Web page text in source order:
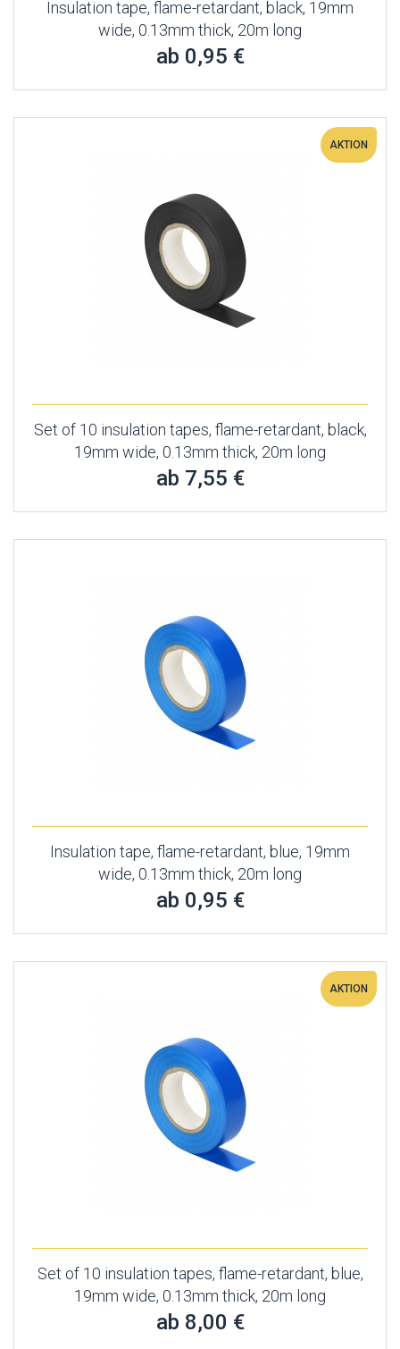
Insulation tape, flame-retardant, black, 19mm
wide, 0.13mm thick, 20m long
ab 0,95 €
AKTION
Set of 10 insulation tapes, flame-retardant, black,
19mm wide, 0.13mm thick, 20m long
ab 7,55 €
Insulation tape, flame-retardant, blue, 19mm
wide, 0.13mm thick, 20m long
ab 0,95 €
AKTION
Set of 10 insulation tapes, flame-retardant, blue,
19mm wide, 0.13mm thick, 20m long
ab 8,00 €